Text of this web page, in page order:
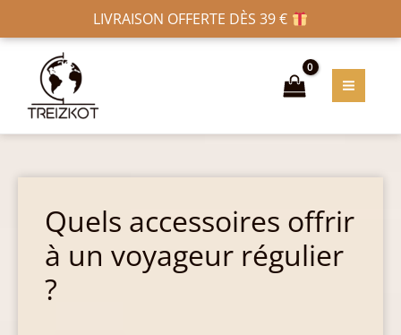
contenu
LIVRAISON OFFERTE DÈS 39 €
MENU
Quels accessoires offrir
à un voyageur régulier
?
Navigation
articles